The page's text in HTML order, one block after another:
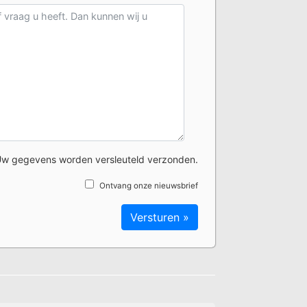
gegevens worden versleuteld verzonden.
Ontvang onze nieuwsbrief